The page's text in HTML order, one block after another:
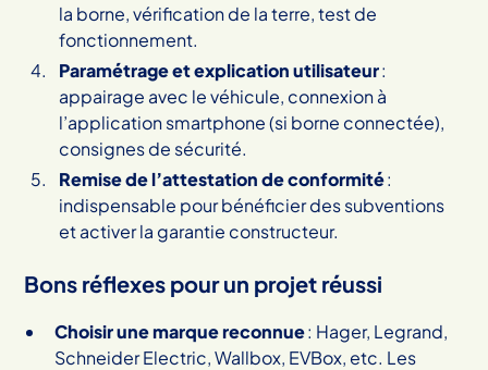
la borne, vérification de la terre, test de
fonctionnement.
Paramétrage et explication utilisateur:
appairage avec le véhicule, connexion à
l’application smartphone (si borne connectée),
consignes de sécurité.
Remise de l’attestation de conformité:
indispensable pour bénéficier des subventions
et activer la garantie constructeur.
Bons réflexes pour un projet réussi
Choisir une marque reconnue: Hager, Legrand,
Schneider Electric, Wallbox, EVBox, etc. Les